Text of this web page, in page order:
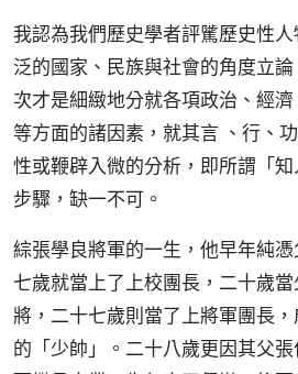
我認為我們歷史學者評騭歷史性
泛的國家、民族與社會的角度立
次才是細緻地分就各項政治、經
等方面的諸因素，就其言 、行、
性或鞭辟入微的分析，即所謂「
步驟，缺一不可。
綜張學良將軍的一生，他早年純
七歲就當上了上校團長，二十歲
將，二十七歲則當了上將軍團長
的「少帥」。二十八歲更因其父